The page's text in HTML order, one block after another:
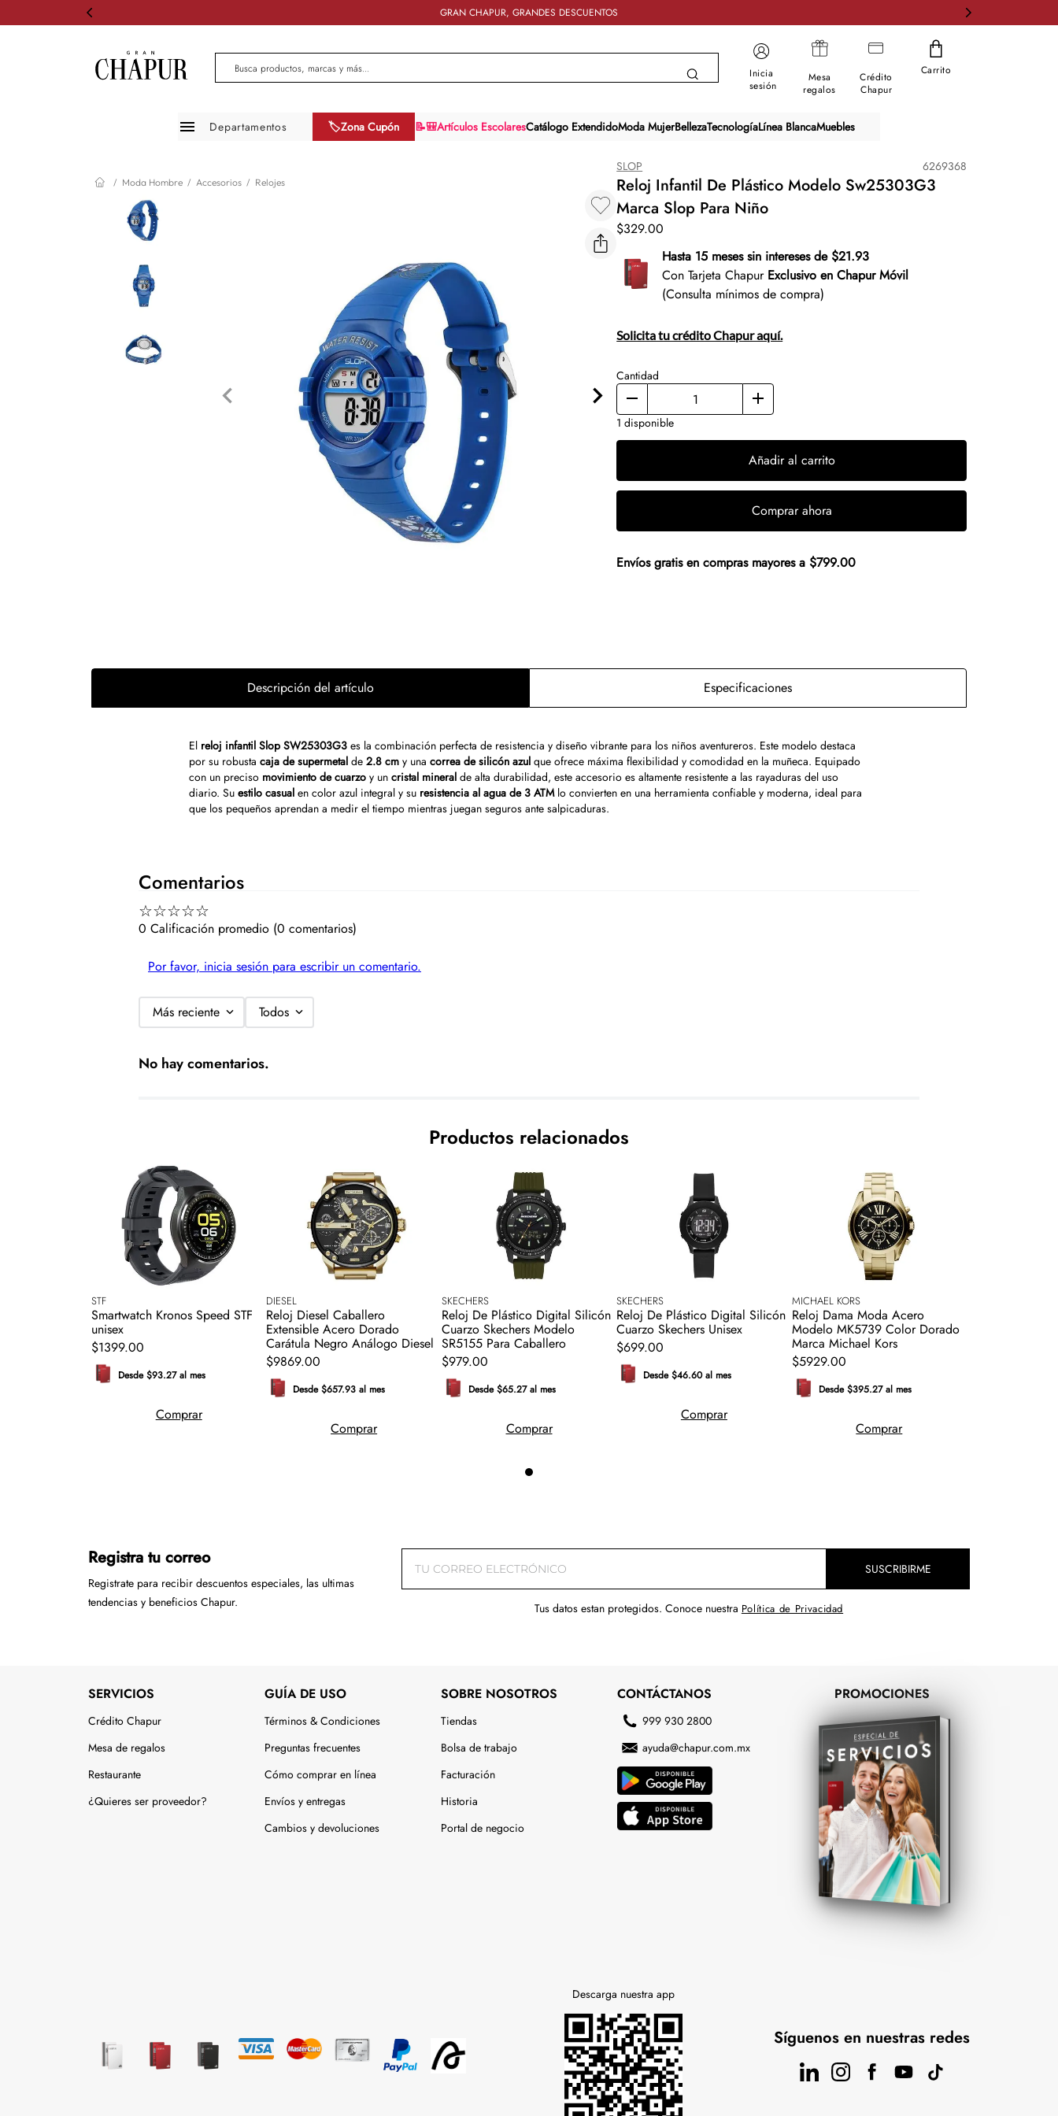
GRAN CHAPUR, GRANDES DESCUENTOS
Busca productos, marcas y más...
Inicia
sesión
Mesa
regalos
Crédito
Chapur
Carrito
Departamentos
Tecnología
🏷️Zona Cupón 📝🎒Artículos EscolaresCatálogo ExtendidoModa MujerBellezaTecnologíaLínea BlancaMuebles
Moda Hombre Accesorios Relojes
SLOP 6269368
Reloj Infantil De Plástico Modelo Sw25303G3
Marca Slop Para Niño
$329.00
Hasta 15 meses sin intereses de $21.93
Con Tarjeta Chapur Exclusivo en Chapur Móvil
(Consulta mínimos de compra)
Solicita tu crédito Chapur aquí.
Cantidad
1 disponible
Añadir al carrito
Comprar ahora
Envíos gratis en compras mayores a $799.00
Descripción del artículo Especificaciones
El reloj infantil Slop SW25303G3 es la combinación perfecta de resistencia y diseño vibrante para los niños aventureros. Este modelo destaca
por su robusta caja de supermetal de 2.8 cm y una correa de silicón azul que ofrece máxima flexibilidad y comodidad en la muñeca. Equipado
con un preciso movimiento de cuarzo y un cristal mineral de alta durabilidad, este accesorio es altamente resistente a las rayaduras del uso
diario. Su estilo casual en color azul integral y su resistencia al agua de 3 ATMlo convierten en una herramienta confiable y moderna, ideal para
que los pequeños aprendan a medir el tiempo mientras juegan seguros ante salpicaduras.
Comentarios
☆☆☆☆☆
0 Calificación promedio (0 comentarios)
Por favor, inicia sesión para escribir un comentario.
Más reciente Todos
No hay comentarios.
Productos relacionados
STF
Smartwatch Kronos Speed STF
unisex
$1399.00
Desde $93.27 al mes
Comprar
DIESEL
Reloj Diesel Caballero
Extensible Acero Dorado
Carátula Negro Análogo Diesel
$9869.00
Desde $657.93 al mes
Comprar
SKECHERS
Reloj De Plástico Digital Silicón
Cuarzo Skechers Modelo
SR5155 Para Caballero
$979.00
Desde $65.27 al mes
Comprar
SKECHERS
Reloj De Plástico Digital Silicón
Cuarzo Skechers Unisex
$699.00
Desde $46.60 al mes
Comprar
MICHAEL KORS
Reloj Dama Moda Acero
Modelo MK5739 Color Dorado
Marca Michael Kors
$5929.00
Desde $395.27 al mes
Comprar
Registra tu correo
Registrate para recibir descuentos especiales, las ultimas
tendencias y beneficios Chapur.
SUSCRIBIRME
Tus datos estan protegidos. Conoce nuestra Política de Privacidad
SERVICIOS
Crédito Chapur
Mesa de regalos
Restaurante
¿Quieres ser proveedor?
GUÍA DE USO
Términos & Condiciones
Preguntas frecuentes
Cómo comprar en línea
Envíos y entregas
Cambios y devoluciones
SOBRE NOSOTROS
Tiendas
Bolsa de trabajo
Facturación
Historia
Portal de negocio
CONTÁCTANOS
999 930 2800
ayuda@chapur.com.mx
PROMOCIONES
Descarga nuestra app
Síguenos en nuestras redes